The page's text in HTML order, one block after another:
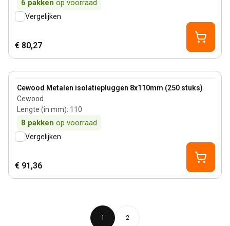
6 pakken op voorraad
Vergelijken
€ 80,27
Cewood Metalen isolatiepluggen 8x110mm (250 stuks)
Cewood
Lengte (in mm): 110
8 pakken op voorraad
View product
Vergelijken
€ 91,36
1 2